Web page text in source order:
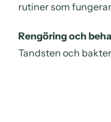
rutiner som
Rengöring och
Tandsten och